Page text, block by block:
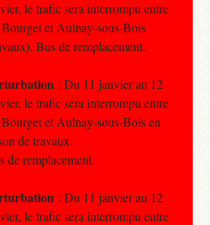
le trafic sera interrompu entre
et Aulnay-sous-Bois
Bus de remplacement.
: Du 11 janvier au 12
le trafic sera interrompu entre
et Aulnay-sous-Bois en
de travaux.
de remplacement.
: Du 11 janvier au 12
le trafic sera interrompu entre